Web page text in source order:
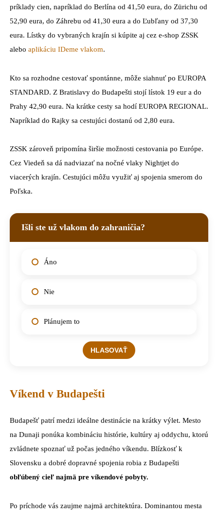
príklady cien, napríklad do Berlína od 41,50 eura, do Zürichu od
52,90 eura, do Záhrebu od 41,30 eura a do Ľubľany od 37,30
eura. Lístky do vybraných krajín si kúpite aj cez e-shop ZSSK
alebo aplikáciu IDeme vlakom.
Kto sa rozhodne cestovať spontánne, môže siahnuť po EUROPA
STANDARD. Z Bratislavy do Budapešti stojí lístok 19 eur a do
Prahy 42,90 eura. Na krátke cesty sa hodí EUROPA REGIONAL.
Napríklad do Rajky sa cestujúci dostanú od 2,80 eura.
ZSSK zároveň pripomína širšie možnosti cestovania po Európe.
Cez Viedeň sa dá nadviazať na nočné vlaky Nightjet do
viacerých krajín. Cestujúci môžu využiť aj spojenia smerom do
Poľska.
Išli ste už vlakom do zahraničia?
Áno
Nie
Plánujem to
Víkend v Budapešti
Budapešť patrí medzi ideálne destinácie na krátky výlet. Mesto
na Dunaji ponúka kombináciu histórie, kultúry aj oddychu, ktorú
zvládnete spoznať už počas jedného víkendu. Blízkosť k
Slovensku a dobré dopravné spojenia robia z Budapešti
obľúbený cieľ najmä pre víkendové pobyty.
Po príchode vás zaujme najmä architektúra. Dominantou mesta